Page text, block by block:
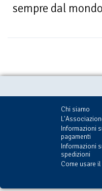
sempre dal
Chi siamo
Informazioni
pagamenti
Informazioni
spedizioni
Come usare